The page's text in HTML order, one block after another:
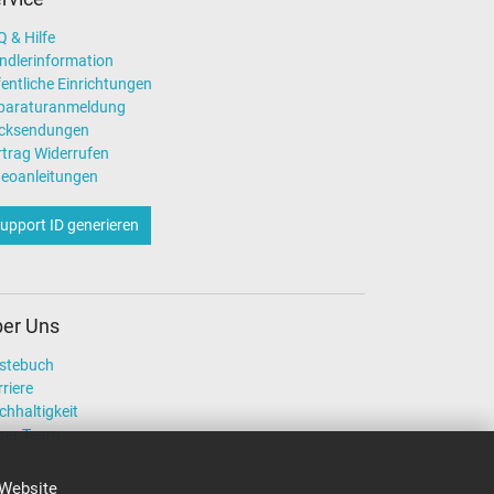
& Hilfe
Einrichtungen
Widerrufen
ID generieren
Uns
Team